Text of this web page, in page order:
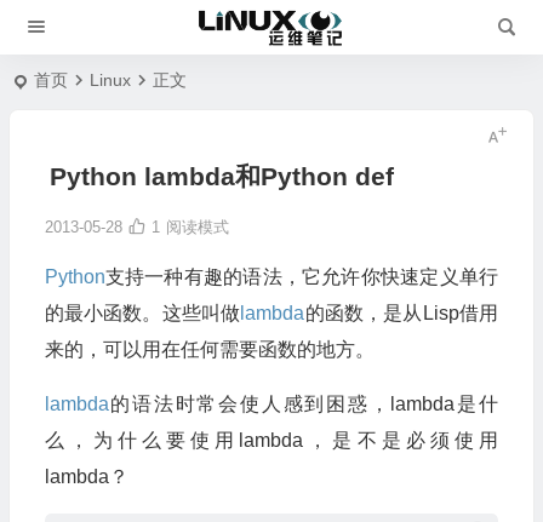
首页 Linux 正文
Python lambda和Python def
2013-05-28 1 阅读模式
Python支持一种有趣的语法，它允许你快速定义单行
的最小函数。这些叫做 lambda的函数，是从Lisp借用
来的，可以用在任何需要函数的地方。
lambda的语法时常会使人感到困惑，lambda是什
么，为什么要使用lambda，是不是必须使用
lambda？